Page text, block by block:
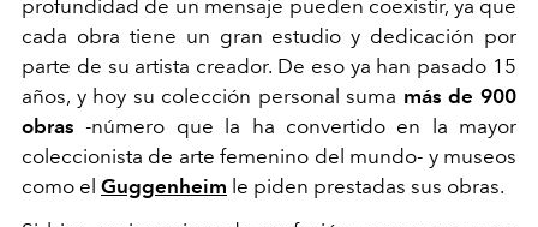
profundidad de un mensaje pueden coexistir, ya que
cada obra tiene un gran estudio y dedicación por
parte de su artista creador. De eso ya han pasado 15
años, y hoy su colección personal suma más de 900
obras -número que la ha convertido en la mayor
coleccionista de arte femenino del mundo- y museos
como el Guggenheim le piden prestadas sus obras.